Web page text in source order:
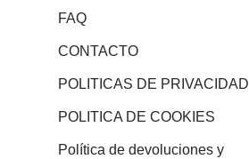
FAQ
CONTACTO
POLITICAS DE PRIVACIDAD
POLITICA DE COOKIES
Política de devoluciones y